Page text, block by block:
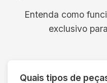
Entenda como
exclusivo
Quais tipos de